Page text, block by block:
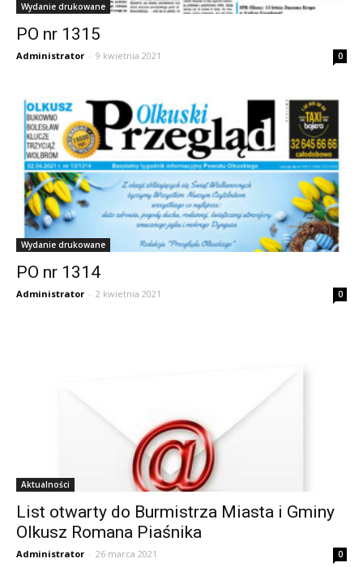
Wydanie drukowane
PO nr 1315
Administrator - 9 kwietnia 2021 0
Wydanie drukowane
PO nr 1314
Administrator - 2 kwietnia 2021 0
Aktualności
List otwarty do Burmistrza Miasta i Gminy
Olkusz Romana Piaśnika
Administrator - 26 marca 2021 0